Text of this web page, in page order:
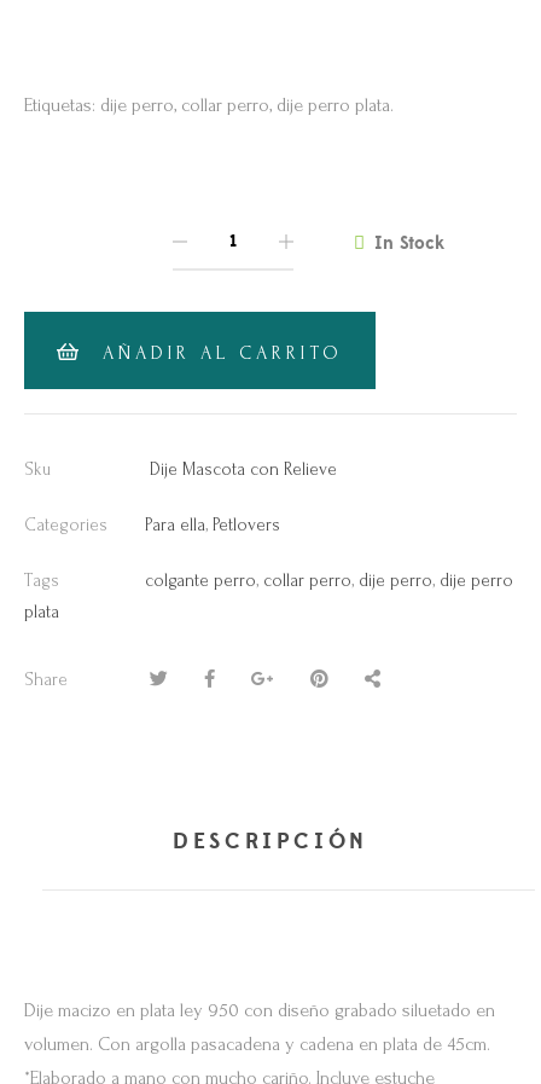
Etiquetas: dije perro, collar perro, dije perro plata.
In Stock
AÑADIR AL CARRITO
Sku Dije Mascota con Relieve
Categories Para ella, Petlovers
Tags colgante perro, collar perro, dije perro, dije perro
plata
Share
DESCRIPCIÓN
Dije macizo en plata ley 950 con diseño grabado siluetado en
volumen. Con argolla pasacadena y cadena en plata de 45cm.
*Elaborado a mano con mucho cariño. Incluye estuche